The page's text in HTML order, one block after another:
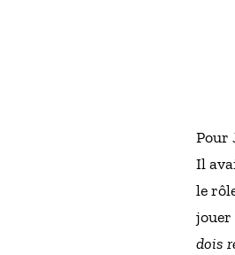
Pour
Il
le
jouer
dois